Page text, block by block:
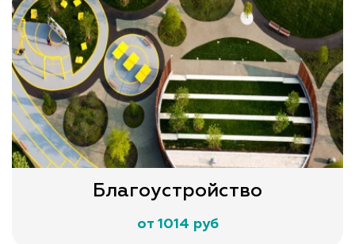
Благоустройство
от 1014 руб